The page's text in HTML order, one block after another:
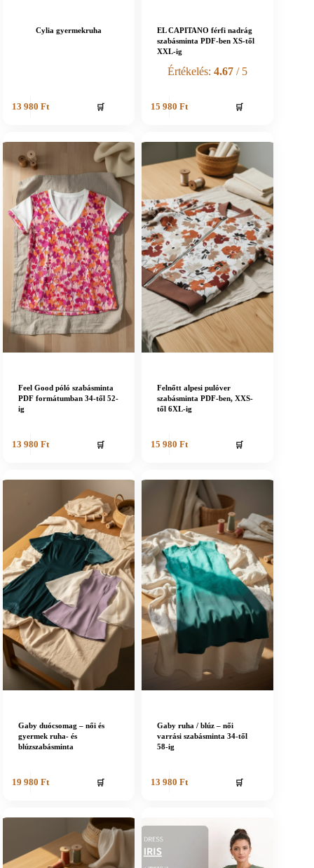
Cylia gyermekruha
13 980 Ft 🛒
EL CAPITANO férfi nadrág
szabásminta PDF-ben XS-től
XXL-ig
Értékelés:4.67 / 5
15 980 Ft 🛒
Feel Good póló szabásminta
PDF formátumban 34-től 52-
ig
13 980 Ft 🛒
Felnőtt alpesi pulóver
szabásminta PDF-ben, XXS-
től 6XL-ig
15 980 Ft 🛒
Gaby duócsomag – női és
gyermek ruha- és
blúzszabásminta
19 980 Ft 🛒
Gaby ruha / blúz – női
varrási szabásminta 34-től
58-ig
13 980 Ft 🛒